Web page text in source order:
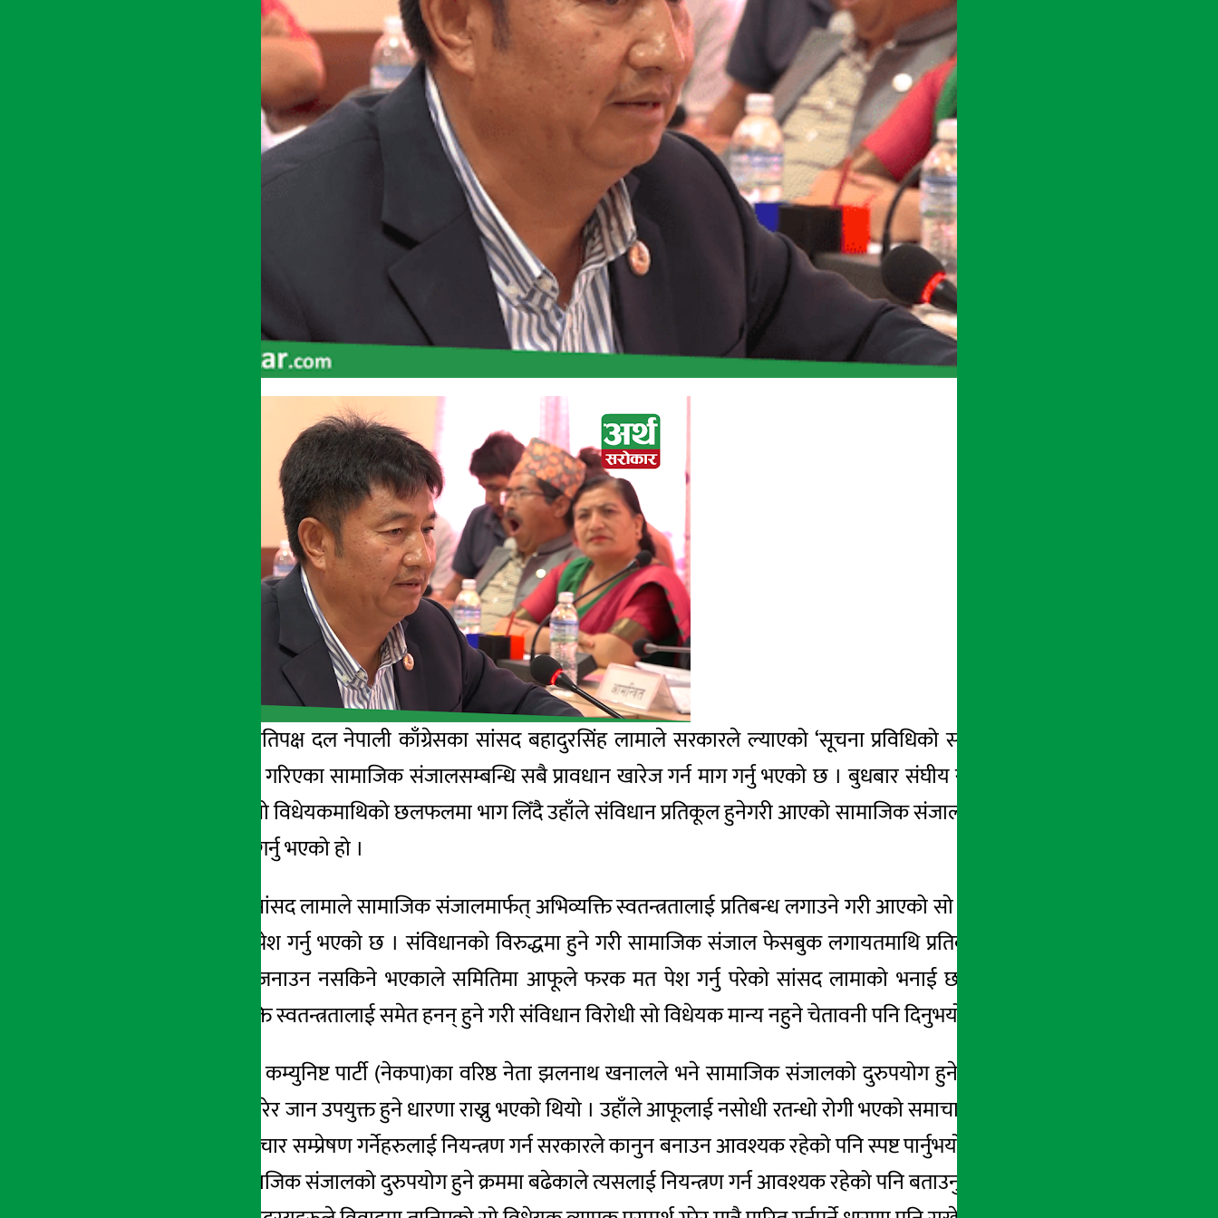
काठमाडौँ – प्रमुख प्रतिपक्ष दल नेपाली काँग्रेसका सांसद बहादुरसिंह लामाले सरकारले ल्याएको ‘सूचना प्रविधिको सम्बन्धमा व्यवस्था गर्न बनेको
विधेयक’ मा समावेश गरिएका सामाजिक संजालसम्बन्धि सबै प्रावधान खारेज गर्न माग गर्नु भएको छ । बुधबार संघीय संसदको विकास तथा प्रविधि
समितिको बैठकमा सो विधेयकमाथिको छलफलमा भाग लिँदै उहाँले संविधान प्रतिकूल हुनेगरी आएको सामाजिक संजालसम्बन्धि सबै प्रावधान खारेज
गर्न सरकारसँग माग गर्नु भएको हो ।
समितिको बैठकमा सांसद लामाले सामाजिक संजालमार्फत् अभिव्यक्ति स्वतन्त्रतालाई प्रतिबन्ध लगाउने गरी आएको सो विधेयक मान्य नहुने चेतावनी
दिँदै फरक मत पनि पेश गर्नु भएको छ । संविधानको विरुद्धमा हुने गरी सामाजिक संजाल फेसबुक लगायतमाथि प्रतिबन्ध लगाउने गरी आएको सो
विधेयकमा सहमति जनाउन नसकिने भएकाले समितिमा आफूले फरक मत पेश गर्नु परेको सांसद लामाको भनाई छ । सांसद लामाले सरकारले
नागरिकको अभिव्यक्ति स्वतन्त्रतालाई समेत हनन् हुने गरी संविधान विरोधी सो विधेयक मान्य नहुने चेतावनी पनि दिनुभयो ।
यता, सत्तारुढ नेपाल कम्युनिष्ट पार्टी (नेकपा)का वरिष्ठ नेता झलनाथ खनालले भने सामाजिक संजालको दुरुपयोग हुने गरेको उल्लेख गर्दै त्यसलाई
सरकारले नियन्त्रण गरेर जान उपयुक्त हुने धारणा राख्नु भएको थियो । उहाँले आफूलाई नसोधी रतन्धो रोगी भएको समाचार सम्प्रेषण गरेको उल्लेख गर्दै
यस ढंगले गलत समाचार सम्प्रेषण गर्नेहरुलाई नियन्त्रण गर्न सरकारले कानुन बनाउन आवश्यक रहेको पनि स्पष्ट पार्नुभयो । पूर्व प्रधानमन्त्री समेत रहनु
भएका खनालले सामाजिक संजालको दुरुपयोग हुने क्रममा बढेकाले त्यसलाई नियन्त्रण गर्न आवश्यक रहेको पनि बताउनुभयो ।